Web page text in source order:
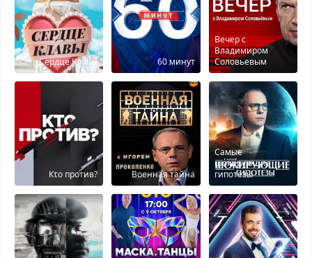
Сердце Клавы 60 минут
Вечер с
Владимиром
Соловьевым
Кτо против? Военная тайна
Самые
шокирующие
гипотезы